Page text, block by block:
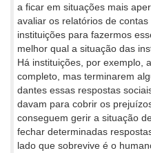
a ficar em situações mais
avaliar os relatórios de
instituições para fazermos
melhor qual a situação das
Há instituições, por exemplo,
completo, mas terminarem
dantes essas respostas
davam para cobrir os
conseguem gerir a situação
fechar determinadas
lado que sobrevive é o